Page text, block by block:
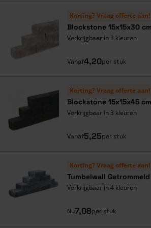
Korting? Vraag offerte aan!
Blockstone 15x15x30 cm
Verkrijgbaar in 3 kleuren
Vanaf4,20per stuk
Korting? Vraag offerte aan!
Blockstone 15x15x45 cm
Verkrijgbaar in 3 kleuren
Vanaf5,25per stuk
Korting? Vraag offerte aan!
Tumbelwall
Verkrijgbaar in 4 kleuren
Nu7,08per stuk